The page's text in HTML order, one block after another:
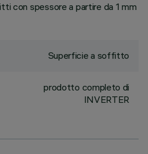
con spessore a partire da 1 mm
Superficie a soffitto
prodotto completo di
INVERTER